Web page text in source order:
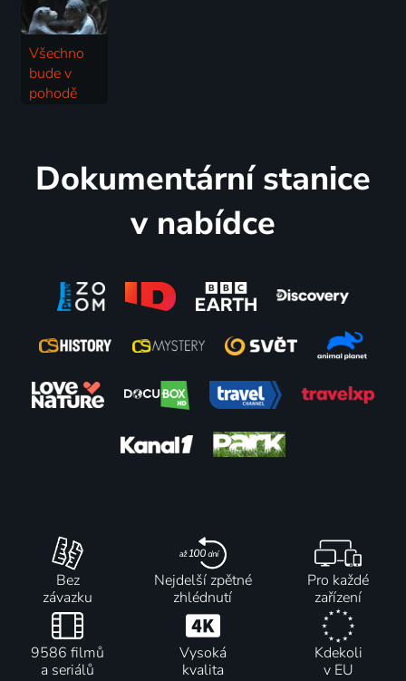
Všechno
bude v
pohodě
Dokumentární stanice
v nabídce
Bez
závazku
Nejdelší zpětné
zhlédnutí
Pro každé
zařízení
9586 filmů
a seriálů
Vysoká
kvalita
Kdekoli
v EU